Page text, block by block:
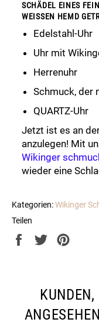
SCHÄDEL EINES
WEISSEN HEMD
Edelstahl-Uhr
Uhr mit
Herrenuhr
Schmuck, der
QUARTZ-Uhr
Jetzt ist es an
anzulegen! Mit
Wikinger
wieder eine
Kategorien:Wikinger
Teilen
Auf
Auf